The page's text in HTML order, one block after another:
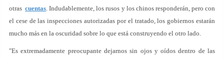
otrascuentas. Indudablemente, los rusos y los chinos responderán, pero con
el cese de las inspecciones autorizadas por el tratado, los gobiernos estarán
mucho más en la oscuridad sobre lo que está construyendo el otro lado.
"Es extremadamente preocupante dejarnos sin ojos y oídos dentro de las